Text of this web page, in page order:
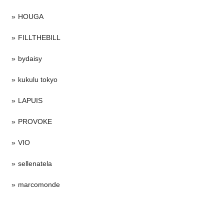
HOUGA
FILLTHEBILL
bydaisy
kukulu tokyo
LAPUIS
PROVOKE
VIO
sellenatela
marcomonde